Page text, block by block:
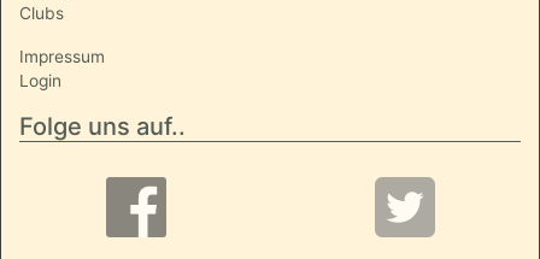
Clubs
Impressum
Login
Folge uns auf..